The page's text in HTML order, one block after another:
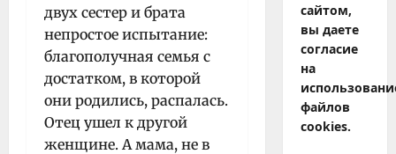
двух сестер и брата
непростое испытание:
благополучная семья с
достатком, в которой
они родились, распалась.
Отец ушел к другой
женщине. А мама, не в
сайтом,
вы даете
согласие
на
файлов
cookies.